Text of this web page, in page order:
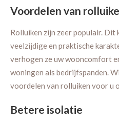
Voordelen van
Rolluiken zijn zeer populair. Dit
veelzijdige en praktische
verhogen ze uw wooncomfort
woningen als bedrijfspanden.
voordelen van rolluiken voor u
Betere isolatie